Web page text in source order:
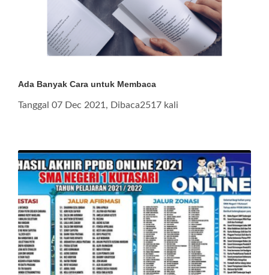
Ada Banyak Cara untuk Membaca
Tanggal 07 Dec 2021, Dibaca2517 kali